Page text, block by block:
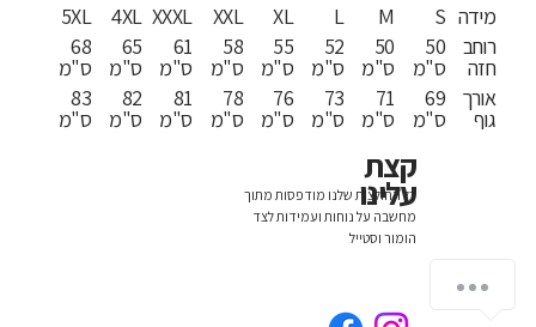
5XL
68
ס"מ
83
ס"מ
4XL
65
ס"מ
82
ס"מ
XXXL
61
ס"מ
81
ס"מ
XXL
58
ס"מ
78
ס"מ
XL
55
ס"מ
76
ס"מ
L
52
ס"מ
73
ס"מ
M
50
ס"מ
71
ס"מ
S
50
ס"מ
69
ס"מ
מידה
רוחב
חזה
אורך
גוף
כל החולצות שלנו מודפסות מתוך
מחשבה על נוחות ועמידות לצד
הומור וסטייל
קצת
עלינו